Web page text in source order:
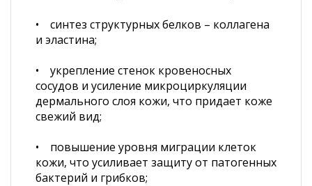
• синтез структурных белков – коллагена
и эластина;
• укрепление стенок кровеносных
сосудов и усиление микроциркуляции
дермального слоя кожи, что придает коже
свежий вид;
• повышение уровня миграции клеток
кожи, что усиливает защиту от патогенных
бактерий и грибков;